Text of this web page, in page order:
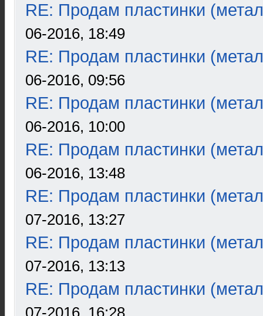
RE: Продам пластинки
06-2016, 18:49
RE: Продам пластинки
06-2016, 09:56
RE: Продам пластинки
06-2016, 10:00
RE: Продам пластинки
06-2016, 13:48
RE: Продам пластинки
07-2016, 13:27
RE: Продам пластинки
07-2016, 13:13
RE: Продам пластинки
07-2016, 16:28